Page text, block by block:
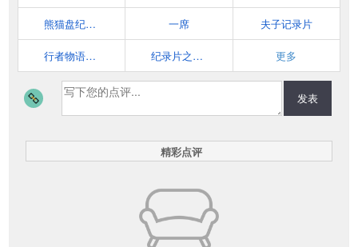
熊猫盘纪录片 一席 夫子记录片
行者物语纪录片 纪录片之家_纪录片为主的三次元视频网站！ 更多
发表
精彩点评